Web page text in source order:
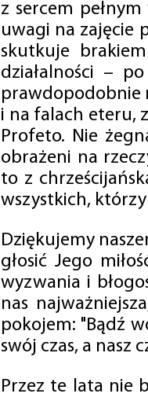
z sercem
uwagi na zajęcie
skutkuje
działalności –
prawdopodobnie
i na falach eteru,
Profeto. Nie
obrażeni na
to z
wszystkich,
Dziękujemy
głosić Jego
wyzwania i
nas
pokojem: "Bądź
swój czas, a nasz
Przez te lata nie